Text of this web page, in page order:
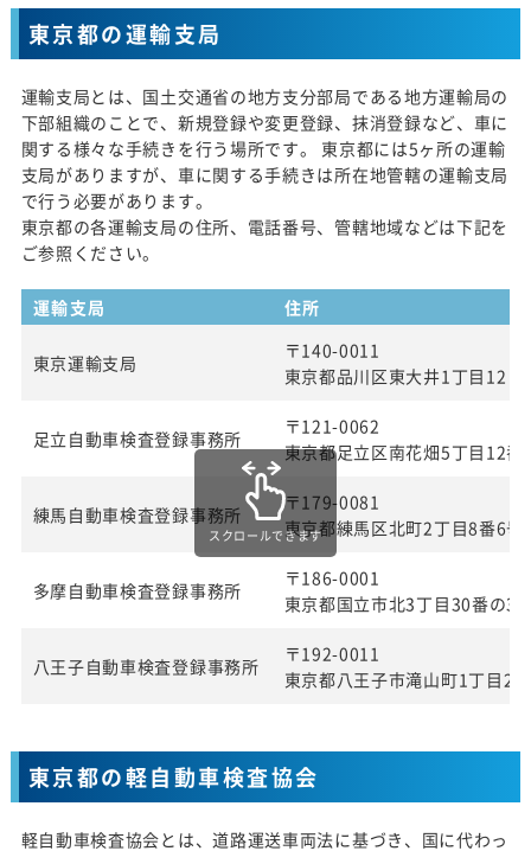
東京都の運輸支局
運輸支局とは、国土交通省の地方支分部局である地方運輸局の
下部組織のことで、新規登録や変更登録、抹消登録など、車に
関する様々な手続きを行う場所です。 東京都には5ヶ所の運輸
支局がありますが、車に関する手続きは所在地管轄の運輸支局
で行う必要があります。
東京都の各運輸支局の住所、電話番号、管轄地域などは下記を
ご参照ください。
運輸支局 住所
東京運輸支局
〒140-0011
東京都品川区東大井1丁目12
足立自動車検査登録事務所
〒121-0062
東京都足立区南花畑5丁目12番
練馬自動車検査登録事務所
〒179-0081
東京都練馬区北町2丁目8番6号
多摩自動車検査登録事務所
〒186-0001
東京都国立市北3丁目30番の3
八王子自動車検査登録事務所
〒192-0011
東京都八王子市滝山町1丁目
スクロールできます
東京都の軽自動車検査協会
軽自動車検査協会とは、道路運送車両法に基づき、国に代わっ